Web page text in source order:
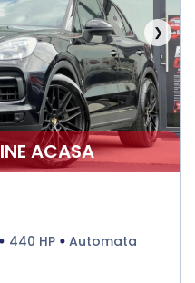
❯
ACASA
440 HP
Automata